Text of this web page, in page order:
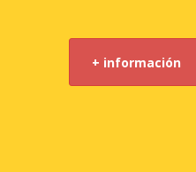
+ información